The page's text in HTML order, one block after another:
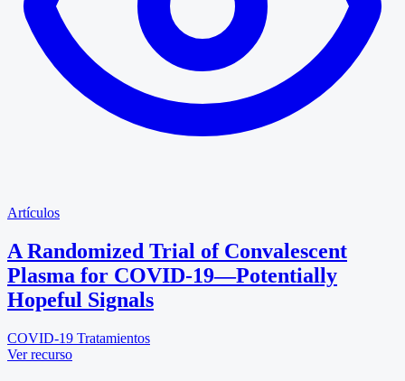
Artículos
A Randomized Trial of Convalescent
Plasma for COVID-19—Potentially
Hopeful Signals
COVID-19 Tratamientos
Ver recurso